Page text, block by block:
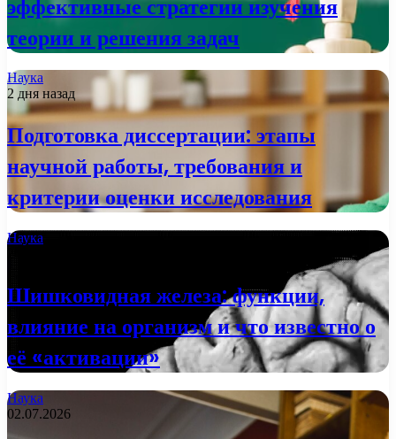
эффективные стратегии изучения
теории и решения задач
Наука
2 дня назад
Подготовка диссертации: этапы
научной работы, требования и
критерии оценки исследования
Наука
Шишковидная железа: функции,
влияние на организм и что известно о
её «активации»
Наука
02.07.2026